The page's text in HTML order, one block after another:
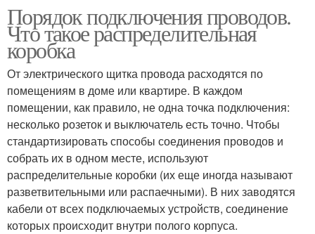
Порядок подключения проводов.
Что такое распределительная
коробка
От электрического щитка провода расходятся по
помещениям в доме или квартире. В каждом
помещении, как правило, не одна точка подключения:
несколько розеток и выключатель есть точно. Чтобы
стандартизировать способы соединения проводов и
собрать их в одном месте, используют
распределительные коробки (их еще иногда называют
разветвительными или распаечными). В них заводятся
кабели от всех подключаемых устройств, соединение
которых происходит внутри полого корпуса.